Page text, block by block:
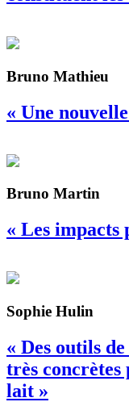
Bruno Mathieu
« Une
Bruno Martin
« Les impacts
Sophie Hulin
« Des outils
très concrètes
lait »